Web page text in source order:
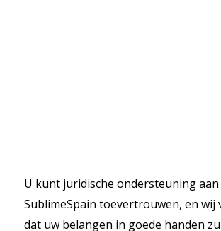
U kunt juridische ondersteuning aan
SublimeSpain toevertrouwen, en wij
dat uw belangen in goede handen